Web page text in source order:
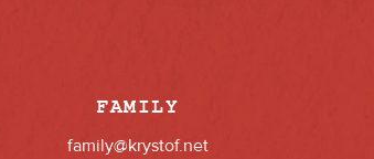
FAMILY
family@krystof.net